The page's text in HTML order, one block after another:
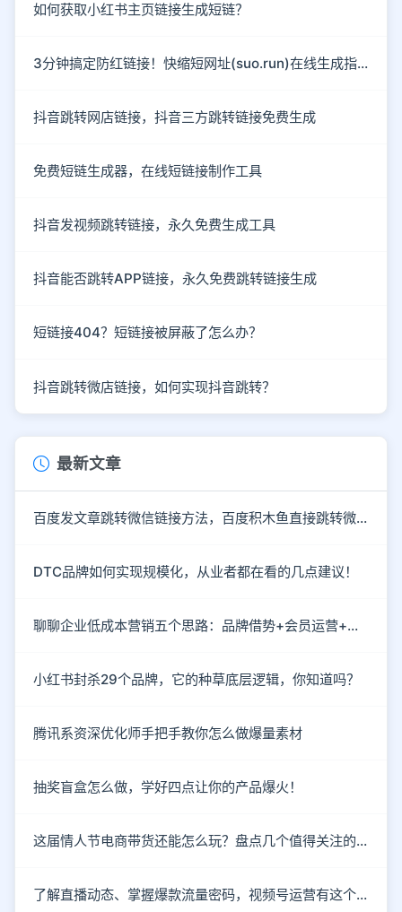
如何获取小红书主页链接生成短链？
3分钟搞定防红链接！快缩短网址(suo.run)在线生成指南
抖音跳转网店链接，抖音三方跳转链接免费生成
免费短链生成器，在线短链接制作工具
抖音发视频跳转链接，永久免费生成工具
抖音能否跳转APP链接，永久免费跳转链接生成
短链接404？短链接被屏蔽了怎么办？
抖音跳转微店链接，如何实现抖音跳转？
最新文章
百度发文章跳转微信链接方法，百度积木鱼直接跳转微信
DTC品牌如何实现规模化，从业者都在看的几点建议！
聊聊企业低成本营销五个思路：品牌借势+会员运营+情感营销
小红书封杀29个品牌，它的种草底层逻辑，你知道吗？
腾讯系资深优化师手把手教你怎么做爆量素材
抽奖盲盒怎么做，学好四点让你的产品爆火！
这届情人节电商带货还能怎么玩？盘点几个值得关注的新趋势
了解直播动态、掌握爆款流量密码，视频号运营有这个就够了！